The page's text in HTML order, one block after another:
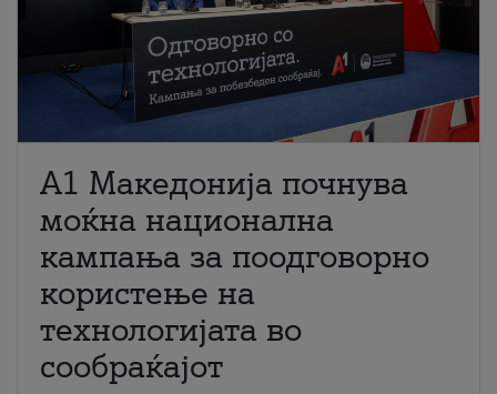
A1 Македонија почнува
моќна национална
кампања за поодговорно
користење на
технологијата во
сообраќајот